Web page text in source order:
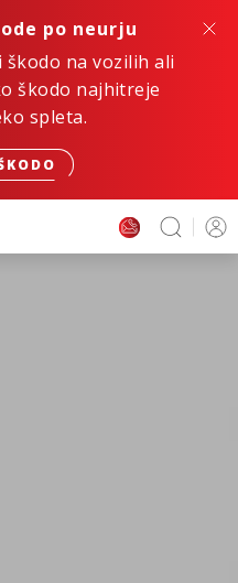
po neurju
na vozilih ali
škodo najhitreje
spleta.